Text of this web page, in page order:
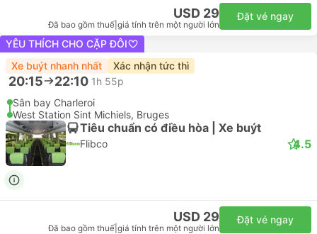
USD 29
Đã bao gồm thuế giá tính trên một người lớn
Đặt vé ngay
YÊU THÍCH CHO CẶP ĐÔI
Xe buýt nhanh nhất
Xác nhận tức thì
20:15 22:10 1h 55p
Sân bay Charleroi
West Station Sint Michiels, Bruges
Tiêu chuẩn có điều hòa | Xe buýt
Flibco 4.5
USD 29
Đã bao gồm thuế giá tính trên một người lớn
Đặt vé ngay